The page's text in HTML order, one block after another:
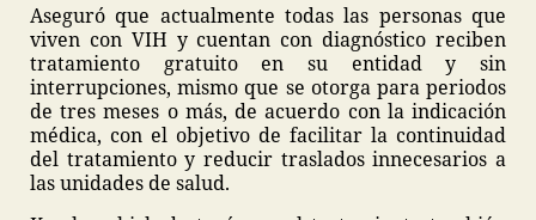
Aseguró que actualmente todas las personas que
viven con VIH y cuentan con diagnóstico reciben
tratamiento gratuito en su entidad y sin
interrupciones, mismo que se otorga para periodos
de tres meses o más, de acuerdo con la indicación
médica, con el objetivo de facilitar la continuidad
del tratamiento y reducir traslados innecesarios a
las unidades de salud.